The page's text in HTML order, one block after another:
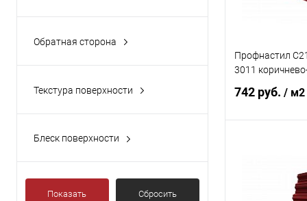
Красный
Обратная сторона
Текстура поверхности
Блеск поверхности
Показать Сбросить
Профнастил
3011
742 руб. / м2
Купить в 1